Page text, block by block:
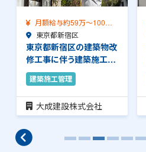
月額給与約34万～41万
（前職給与保証）…
東京都中央区
東京都中央区の建築物改
修工事に伴う建築施工管
理のお仕事です。…
建築施工管理
大成建設株式会社